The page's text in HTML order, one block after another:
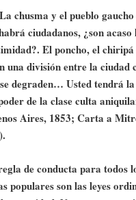
chusma y el pueblo gaucho
ciudadanos, ¿son acaso
El poncho, el
una división entre la ciudad
degraden… Usted tendrá
de la clase culta
Aires, 1853; Carta a
de conducta para todos
populares son las leyes